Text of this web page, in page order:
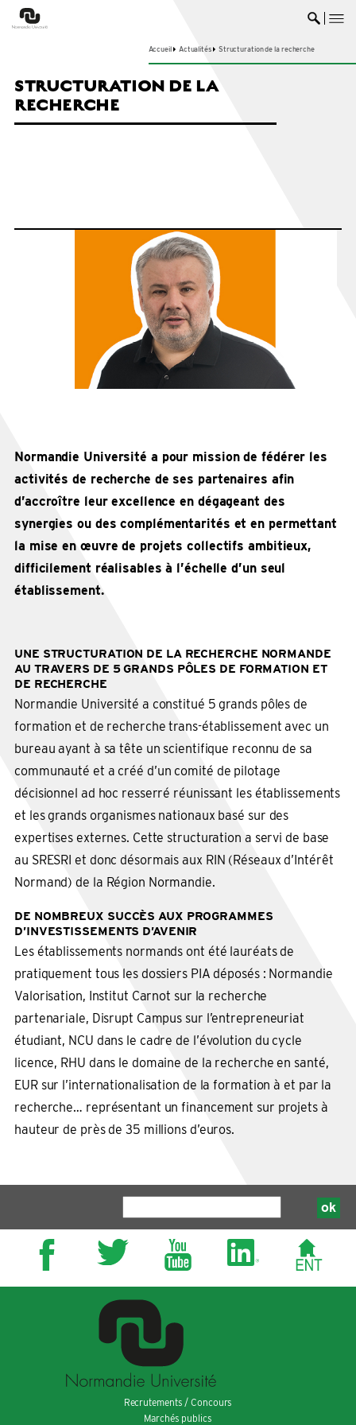
Accueil Actualités Structuration de la recherche
STRUCTURATION DE LA
RECHERCHE
Normandie Université a pour mission de fédérer les
activités de recherche de ses partenaires afin
d’accroître leur excellence en dégageant des
synergies ou des complémentarités et en permettant
la mise en œuvre de projets collectifs ambitieux,
difficilement réalisables à l’échelle d’un seul
établissement.
UNE STRUCTURATION DE LA RECHERCHE NORMANDE
AU TRAVERS DE 5 GRANDS PÔLES DE FORMATION ET
DE RECHERCHE
Normandie Université a constitué 5 grands pôles de
formation et de recherche trans-établissement avec un
bureau ayant à sa tête un scientifique reconnu de sa
communauté et a créé d’un comité de pilotage
décisionnel ad hoc resserré réunissant les établissements
et les grands organismes nationaux basé sur des
expertises externes. Cette structuration a servi de base
au SRESRI et donc désormais aux RIN (Réseaux d’Intérêt
Normand) de la Région Normandie.
DE NOMBREUX SUCCÈS AUX PROGRAMMES
D’INVESTISSEMENTS D’AVENIR
Les établissements normands ont été lauréats de
pratiquement tous les dossiers PIA déposés : Normandie
Valorisation, Institut Carnot sur la recherche
partenariale, Disrupt Campus sur l’entrepreneuriat
étudiant, NCU dans le cadre de l’évolution du cycle
licence, RHU dans le domaine de la recherche en santé,
EUR sur l’internationalisation de la formation à et par la
recherche… représentant un financement sur projets à
hauteur de près de 35 millions d’euros.
Recrutements / Concours
Marchés publics